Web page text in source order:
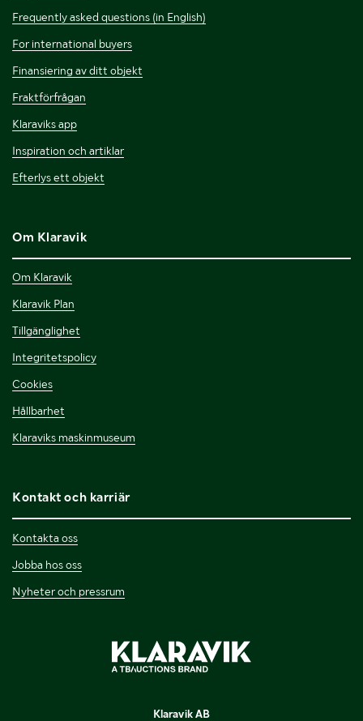
Frequently asked questions (in English)
For international buyers
Finansiering av ditt objekt
Fraktförfrågan
Klaraviks app
Inspiration och artiklar
Efterlys ett objekt
Om Klaravik
Om Klaravik
Klaravik Plan
Tillgänglighet
Integritetspolicy
Cookies
Hållbarhet
Klaraviks maskinmuseum
Kontakt och karriär
Kontakta oss
Jobba hos oss
Nyheter och pressrum
Klaravik AB